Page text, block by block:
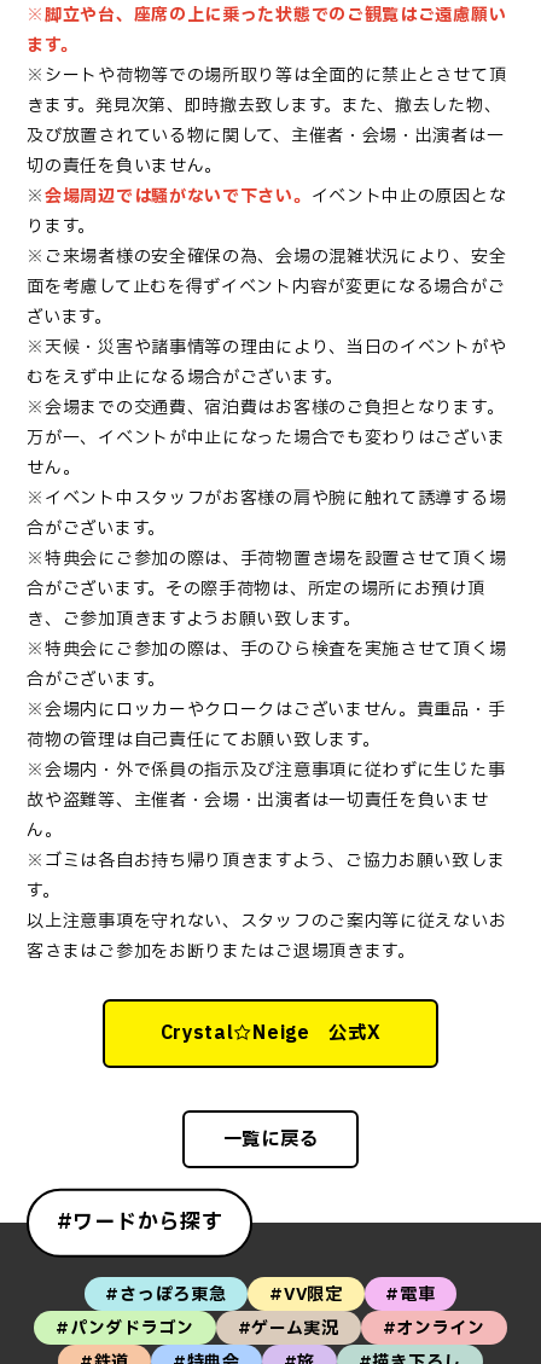
※脚立や台、座席の上に乗った状態でのご観覧はご遠慮願い
ます。
※シートや荷物等での場所取り等は全面的に禁止とさせて頂
きます。発見次第、即時撤去致します。また、撤去した物、
及び放置されている物に関して、主催者・会場・出演者は一
切の責任を負いません。
※会場周辺では騒がないで下さい。 イベント中止の原因とな
ります。
※ご来場者様の安全確保の為、会場の混雑状況により、安全
面を考慮して止むを得ずイベント内容が変更になる場合がご
ざいます。
※天候・災害や諸事情等の理由により、当日のイベントがや
むをえず中止になる場合がございます。
※会場までの交通費、宿泊費はお客様のご負担となります。
万が一、イベントが中止になった場合でも変わりはございま
せん。
※イベント中スタッフがお客様の肩や腕に触れて誘導する場
合がございます。
※特典会にご参加の際は、手荷物置き場を設置させて頂く場
合がございます。その際手荷物は、所定の場所にお預け頂
き、ご参加頂きますようお願い致します。
※特典会にご参加の際は、手のひら検査を実施させて頂く場
合がございます。
※会場内にロッカーやクロークはございません。貴重品・手
荷物の管理は自己責任にてお願い致します。
※会場内・外で係員の指示及び注意事項に従わずに生じた事
故や盗難等、主催者・会場・出演者は一切責任を負いませ
ん。
※ゴミは各自お持ち帰り頂きますよう、ご協力お願い致しま
す。
以上注意事項を守れない、スタッフのご案内等に従えないお
客さまはご参加をお断りまたはご退場頂きます。
Crystal☆Neige 公式X
一覧に戻る
#ワードから探す
#さっぽろ東急 #VV限定
#電車
#パンダドラゴン
#ゲーム実況
#オンライン